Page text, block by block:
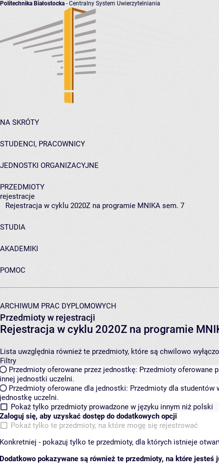
Politechnika Białostocka - Centralny System Uwierzytelniania
NA SKRÓTY
STUDENCI, PRACOWNICY
JEDNOSTKI ORGANIZACYJNE
PRZEDMIOTY
rejestracje
Rejestracja w cyklu 2020Z na programie MNIKA sem. 7
STUDIA
AKADEMIKI
POMOC
ARCHIWUM PRAC DYPLOMOWYCH
Przedmioty w rejestracji
Rejestracja w cyklu 2020Z na programie
Lista uwzględnia również te przedmioty, które są chwilowo
Filtry
Przedmioty oferowane przez jednostkę: Przedmioty oferowane
innej jednostki uczelni.
Przedmioty oferowane dla jednostki: Przedmioty dla studentów
jednostkę uczelni.
Pokaż tylko przedmioty prowadzone w języku innym niż polski
Zaloguj się, aby uzyskać dostęp do dodatkowych opcji
Pokaż tylko te przedmioty, na które mogę się rejestrować
Konkretniej - pokazuj tylko te przedmioty, dla których istnieje
Dodatkowo pokazywane są również te przedmioty, na które jesteś